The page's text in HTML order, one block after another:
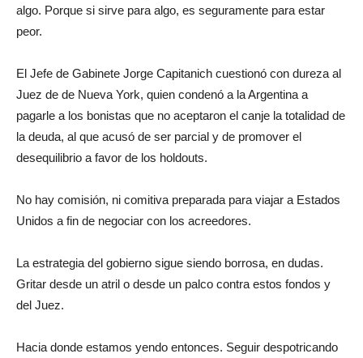
algo. Porque si sirve para algo, es seguramente para estar
peor.
El Jefe de Gabinete Jorge Capitanich cuestionó con dureza al
Juez de de Nueva York, quien condenó a la Argentina a
pagarle a los bonistas que no aceptaron el canje la totalidad de
la deuda, al que acusó de ser parcial y de promover el
desequilibrio a favor de los holdouts.
No hay comisión, ni comitiva preparada para viajar a Estados
Unidos a fin de negociar con los acreedores.
La estrategia del gobierno sigue siendo borrosa, en dudas.
Gritar desde un atril o desde un palco contra estos fondos y
del Juez.
Hacia donde estamos yendo entonces. Seguir despotricando